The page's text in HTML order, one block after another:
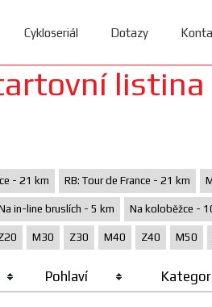
Cykloseriál Dotazy
listina
- 21 km RB: Tour de France - 21 km
in-line bruslích - 5 km Na koloběžce -
M30 Z30 M40 Z40 M50
Pohlaví